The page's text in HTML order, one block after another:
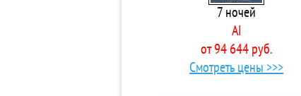
7 ночей
AI
от 94 644 руб.
Смотреть цены >>>